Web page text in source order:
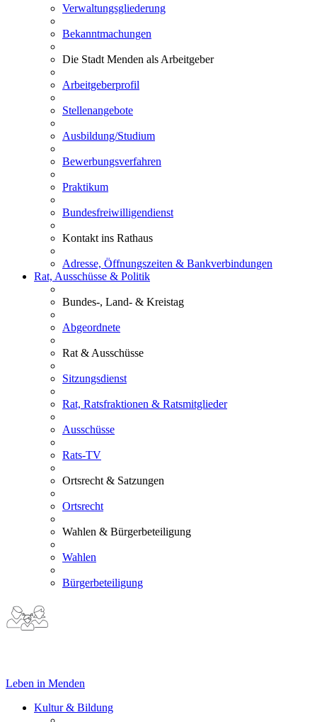
Verwaltungsgliederung
Bekanntmachungen
Die Stadt Menden als Arbeitgeber
Arbeitgeberprofil
Stellenangebote
Ausbildung/Studium
Bewerbungsverfahren
Praktikum
Bundesfreiwilligendienst
Kontakt ins Rathaus
Adresse, Öffnungszeiten & Bankverbindungen
Rat, Ausschüsse & Politik
Bundes-, Land- & Kreistag
Abgeordnete
Rat & Ausschüsse
Sitzungsdienst
Rat, Ratsfraktionen & Ratsmitglieder
Ausschüsse
Rats-TV
Ortsrecht & Satzungen
Ortsrecht
Wahlen & Bürgerbeteiligung
Wahlen
Bürgerbeteiligung
Leben in Menden
Kultur & Bildung